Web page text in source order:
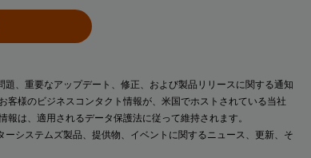
、重要なアップデート、修正、および製品リリースに関する通知
様のビジネスコンタクト情報が、米国でホストされている当社
は、適用されるデータ保護法に従って維持されます。
システムズ製品、提供物、イベントに関するニュース、更新、そ